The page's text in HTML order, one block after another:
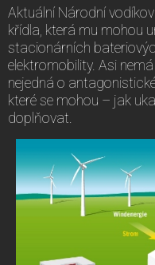
Aktuální Národní
křídla, která mu mohou
stacionárních
elektromobility. Asi
nejedná o
které se mohou – jak
doplňovat.